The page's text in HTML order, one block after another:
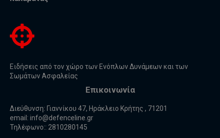
Ειδήσεις από τον χώρο των Ενόπλων Δυνάμεων και των
Σωμάτων Ασφαλείας
Επικοινωνία
Διεύθυνση: Γιαννίκου 47, Ηράκλειο Κρήτης , 71201
email: info@defenceline.gr
Τηλέφωνο:: 2810280145